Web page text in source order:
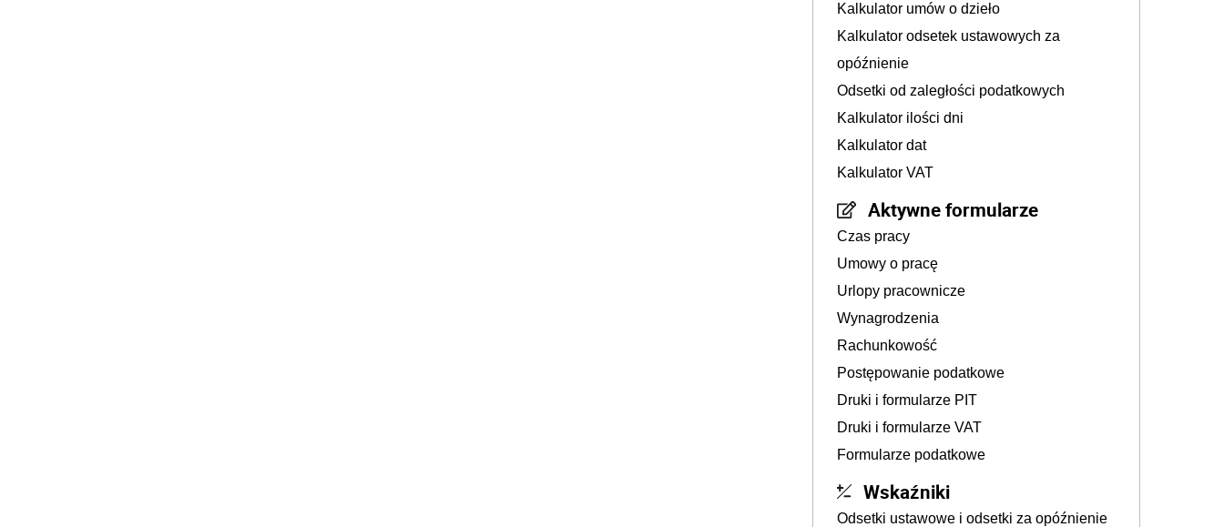
Kalkulator umów o dzieło
Kalkulator odsetek ustawowych za
opóźnienie
Odsetki od zaległości podatkowych
Kalkulator ilości dni
Kalkulator dat
Kalkulator VAT
Aktywne formularze
Czas pracy
Umowy o pracę
Urlopy pracownicze
Wynagrodzenia
Rachunkowość
Postępowanie podatkowe
Druki i formularze PIT
Druki i formularze VAT
Formularze podatkowe
Wskaźniki
Odsetki ustawowe i odsetki za opóźnienie